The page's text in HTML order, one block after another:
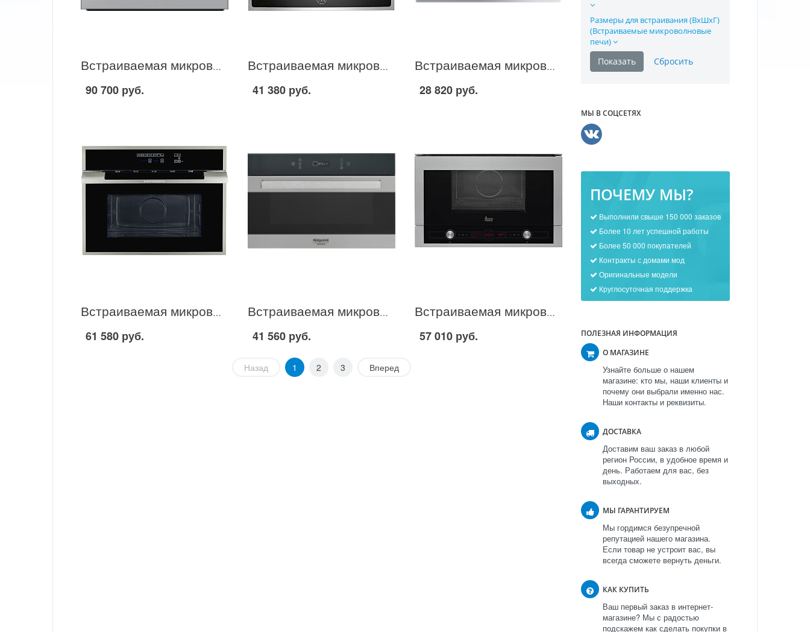
Размеры для встраивания (ВхШхГ)
(Встраиваемые микроволновые
печи)
МЫ В СОЦСЕТЯХ
ПОЧЕМУ МЫ?
Выполнили свыше 150 000 заказов
Более 10 лет успешной работы
Более 50 000 покупателей
Контракты с домами мод
Оригинальные модели
Круглосуточная поддержка
ПОЛЕЗНАЯ ИНФОРМАЦИЯ
О МАГАЗИНЕ
Узнайте больше о нашем
магазине: кто мы, наши клиенты и
почему они выбрали именно нас.
Наши контакты и реквизиты.
ДОСТАВКА
Доставим ваш заказ в любой
регион России, в удобное время и
день. Работаем для вас, без
выходных.
МЫ ГАРАНТИРУЕМ
Мы гордимся безупречной
репутацией нашего магазина.
Если товар не устроит вас, вы
всегда сможете вернуть деньги.
КАК КУПИТЬ
Ваш первый заказ в интернет-
магазине? Мы с радостью
подскажем как сделать покупки в
Встраиваемая микроволновая печь Fulgor Milano CMO 4507 TC в Москве
90 700 руб.
Встраиваемая микроволновая печь Bertazzoni F45 CON MOW в Москве
41 380 руб.
Встраиваемая микроволновая печь Franke FMW 250 SMG в Москве
28 820 руб.
Встраиваемая микроволновая печь Kuppersberg HMW 969 в Москве
61 580 руб.
Встраиваемая микроволновая печь Hotpoint-Ariston MD 773 в Москве
41 560 руб.
Встраиваемая микроволновая печь Teka MWL 22 EGL в Москве
57 010 руб.
Назад 1 2 3 Вперед